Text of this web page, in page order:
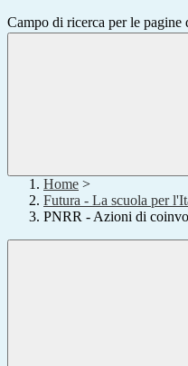
Campo di ricerca per le pagine
Home >
Futura - La scuola per
PNRR - Azioni di